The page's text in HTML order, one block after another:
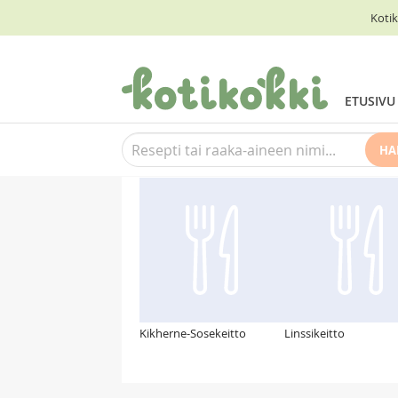
ETUSIVU
Suosittelemme myös
Kikherne-Sosekeitto Linssikeitto